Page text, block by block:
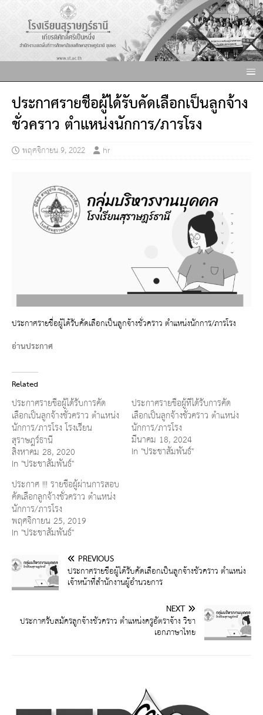
ประกาศรายชื่อผู้ได้รับคัดเลือกเป็นลูกจ้าง
ชั่วคราว ตำแหน่งนักการ/ภารโรง
พฤศจิกายน 9, 2022 hr
ประกาศรายชื่อผู้ได้รับคัดเลือกเป็นลูกจ้างชั่วคราว ตำแหน่งนักการ/ภารโรง
อ่านประกาศ
Related
ประกาศรายชื่อผู้ได้รับการคัด
เลือกเป็นลูกจ้างชั่วคราว ตำแหน่ง
นักการ/ภารโรง โรงเรียน
สุราษฎร์ธานี
สิงหาคม 28, 2020
In "ประชาสัมพันธ์"
ประกาศรายชื่อผู้ที่ได้รับการคัด
เลือกเป็นลูกจ้างชั่วคราว ตำแหน่ง
นักการ/ภารโรง
มีนาคม 18, 2024
In "ประชาสัมพันธ์"
ประกาศ !!! รายชื่อผู้ผ่านการสอบ
คัดเลือกลูกจ้างชั่วคราว ตำแหน่ง
นักการ/ภารโรง
พฤศจิกายน 25, 2019
In "ประชาสัมพันธ์"
PREVIOUS
ประกาศรายชื่อผู้ได้รับคัดเลือกเป็นลูกจ้างชั่วคราว ตำแหน่ง
เจ้าหน้าที่สำนักงานผู้อำนวยการ
NEXT
ประกาศรับสมัครลูกจ้างชั่วคราว ตำแหน่งครูอัตราจ้าง วิชา
เอกภาษาไทย